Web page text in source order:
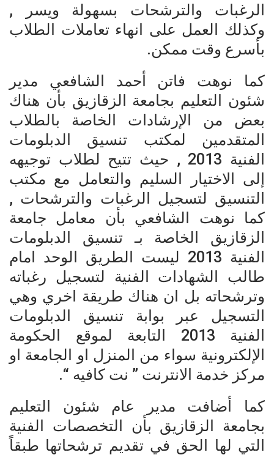
الرغبات والترشحات بسهولة ويسر ,
وكذلك العمل على انهاء تعاملات الطلاب
بأسرع وقت ممكن.
كما نوهت فاتن أحمد الشافعي مدير
شئون التعليم بجامعة الزقازيق بأن هناك
بعض من الإرشادات الخاصة بالطلاب
المتقدمين لمكتب تنسيق الدبلومات
الفنية 2013 , حيث تتيح لطلاب توجيهه
إلى الاختيار السليم والتعامل مع مكتب
التنسيق لتسجيل الرغبات والترشحات ,
كما نوهت الشافعي بأن معامل جامعة
الزقازيق الخاصة بـ تنسيق الدبلومات
الفنية 2013 ليست الطريق الوحد امام
طالب الشهادات الفنية لتسجيل رغباته
وترشحاته بل ان هناك طريقة اخري وهي
التسجيل عبر بوابة تنسيق الدبلومات
الفنية 2013 التابعة لموقع الحكومة
الإلكترونية سواء من المنزل او الجامعة او
مركز خدمة الانترنت ” نت كافيه “.
كما أضافت مدير عام شئون التعليم
بجامعة الزقازيق بأن التخصصات الفنية
التي لها الحق في تقديم ترشحاتها طبقاً